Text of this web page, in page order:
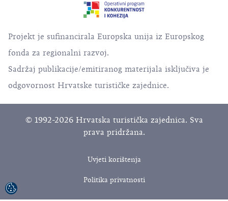
Projekt je sufinancirala Europska unija iz Europskog
fonda za regionalni razvoj.
Sadržaj publikacije/emitiranog materijala isključiva je
odgovornost Hrvatske turističke zajednice.
© 1992-2026 Hrvatska turistička zajednica. Sva
prava pridržana.
Uvjeti korištenja
Politika privatnosti